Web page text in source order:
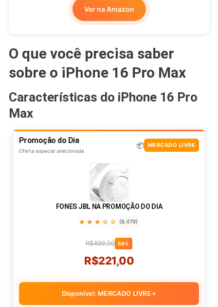
Ver na Amazon
O que você precisa saber
sobre o iPhone 16 Pro Max
Características do iPhone 16 Pro
Max
Promoção do Dia
Oferta especial selecionada
📦 MERCADO LIVRE
FONES JBL NA PROMOÇÃO DO DIA
★★★☆☆ (8.479)
R$499,00 56%
R$221,00
Disponível: MERCADO LIVRE→